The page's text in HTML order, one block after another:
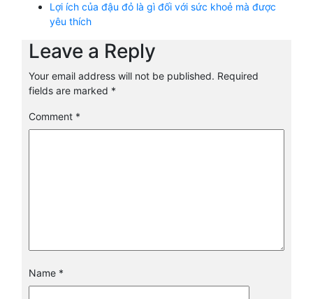
Lợi ích của đậu đỏ là gì đối với sức khoẻ mà được
yêu thích
Leave a Reply
Your email address will not be published. Required
fields are marked *
Comment *
Name *